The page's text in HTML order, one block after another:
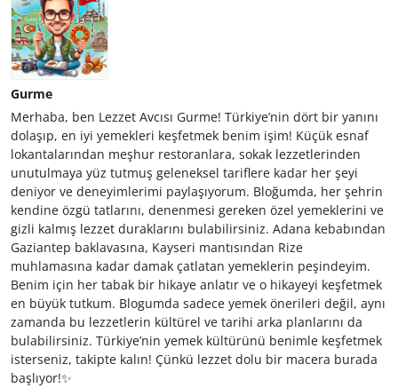
Gurme
Merhaba, ben Lezzet Avcısı Gurme! Türkiye’nin dört bir yanını
dolaşıp, en iyi yemekleri keşfetmek benim işim! Küçük esnaf
lokantalarından meşhur restoranlara, sokak lezzetlerinden
unutulmaya yüz tutmuş geleneksel tariflere kadar her şeyi
deniyor ve deneyimlerimi paylaşıyorum. Bloğumda, her şehrin
kendine özgü tatlarını, denenmesi gereken özel yemeklerini ve
gizli kalmış lezzet duraklarını bulabilirsiniz. Adana kebabından
Gaziantep baklavasına, Kayseri mantısından Rize
muhlamasına kadar damak çatlatan yemeklerin peşindeyim.
Benim için her tabak bir hikaye anlatır ve o hikayeyi keşfetmek
en büyük tutkum. Blogumda sadece yemek önerileri değil, aynı
zamanda bu lezzetlerin kültürel ve tarihi arka planlarını da
bulabilirsiniz. Türkiye’nin yemek kültürünü benimle keşfetmek
isterseniz, takipte kalın! Çünkü lezzet dolu bir macera burada
başlıyor!✨